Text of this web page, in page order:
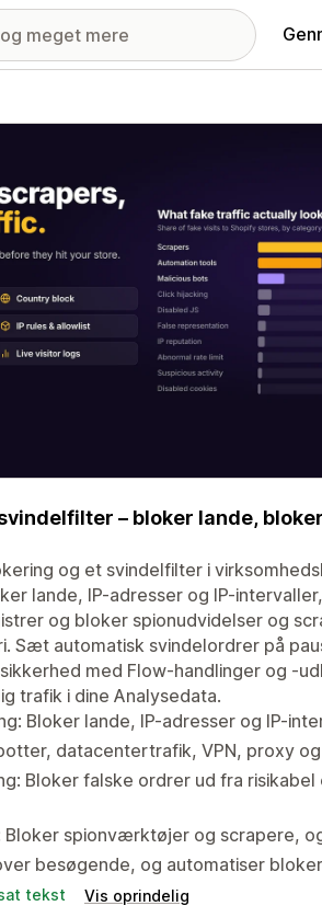
– bloker lande,
og et svindelfilter i
lande, IP-adresser og IP-
og bloker spionudvidelser og
Sæt automatisk svindelordrer på
med Flow-handlinger og -
trafik i dine Analysedata.
Bloker lande, IP-adresser og IP-
datacentertrafik, VPN, proxy
Bloker falske ordrer ud fra
spionværktøjer og scrapere,
besøgende, og automatiser
tekst Vis oprindelig